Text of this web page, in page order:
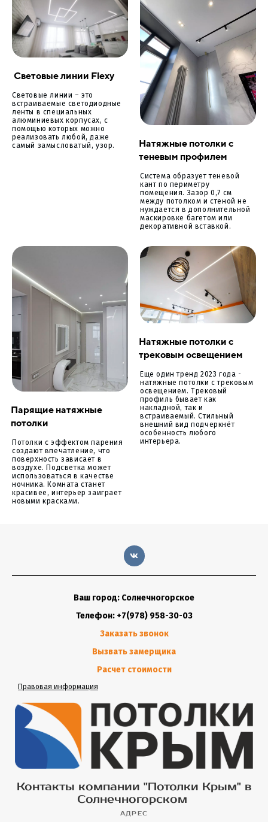
Световые линии Flexy
Световые линии – это
встраиваемые светодиодные
ленты в специальных
алюминиевых корпусах, с
помощью которых можно
реализовать любой, даже
самый замысловатый, узор.
Натяжные потолки с
теневым профилем
Система образует теневой
кант по периметру
помещения. Зазор 0,7 см
между потолком и стеной не
нуждается в дополнительной
маскировке багетом или
декоративной вставкой.
Парящие натяжные
потолки
Потолки с эффектом парения
создают впечатление, что
поверхность зависает в
воздухе. Подсветка может
использоваться в качестве
ночника. Комната станет
красивее, интерьер заиграет
новыми красками.
Натяжные потолки с
трековым освещением
Еще один тренд 2023 года -
натяжные потолки с трековым
освещением. Трековый
профиль бывает как
накладной, так и
встраиваемый. Стильный
внешний вид подчеркнёт
особенность любого
интерьера.
Ваш город: Солнечногорское
Телефон: +7(978) 958-30-03
Заказать звонок
Вызвать замерщика
Расчет стоимости
Правовая информация
Контакты компании "Потолки Крым" в
Солнечногорском
АДРЕС